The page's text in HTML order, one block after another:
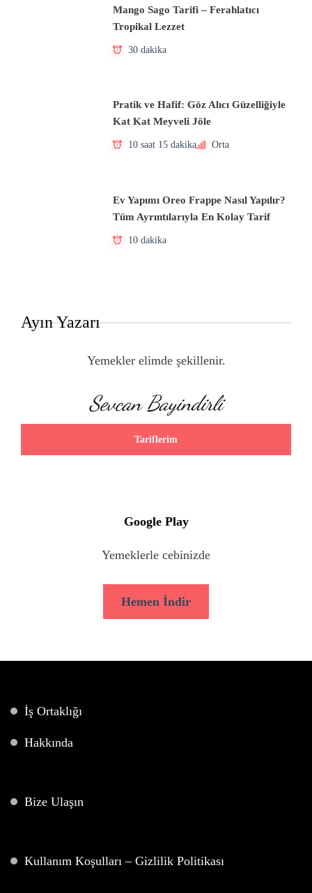
Mango Sago Tarifi – Ferahlatıcı
Tropikal Lezzet
30 dakika
Pratik ve Hafif: Göz Alıcı Güzelliğiyle
Kat Kat Meyveli Jöle
10 saat 15 dakika Orta
Ev Yapımı Oreo Frappe Nasıl Yapılır?
Tüm Ayrıntılarıyla En Kolay Tarif
10 dakika
Ayın Yazarı
Yemekler elimde şekillenir.
Sevcan Bayindirli
Tariflerim
Google Play
Yemeklerle cebinizde
Hemen İndir
İş Ortaklığı
Hakkında
Bize Ulaşın
Kullanım Koşulları – Gizlilik Politikası